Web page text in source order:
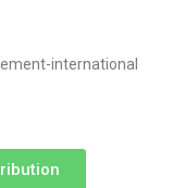
international